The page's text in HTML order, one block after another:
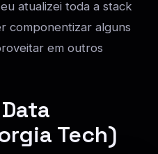
atualizei toda a stack
componentizar alguns
em outros
Tech)